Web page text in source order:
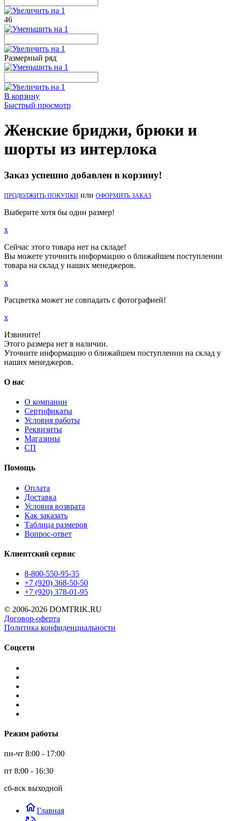
46
Размерный ряд
В корзину
Быстрый просмотр
Женские бриджи, брюки и
шорты из интерлока
Заказ успешно добавлен в корзину!
ПРОДОЛЖИТЬ ПОКУПКИ или ОФОРМИТЬ ЗАКАЗ
Выберите хотя бы один размер!
x
Сейчас этого товара нет на складе!
Вы можете уточнить информацию о ближайшем поступлении
товара на склад у наших менеджеров.
x
Расцветка может не совпадать с фотографией!
x
Извините!
Этого размера нет в наличии.
Уточните информацию о ближайшем поступлении на склад у
наших менеджеров.
О нас
О компании
Сертификаты
Условия работы
Реквизиты
Магазины
СП
Помощь
Оплата
Доставка
Условия возврата
Как заказать
Таблица размеров
Вопрос-ответ
Клиентский сервис
8-800-550-95-35
+7 (920) 368-50-50
+7 (920) 378-01-95
© 2006-2026 DOMTRIK.RU
Договор-оферта
Политика конфиденциальности
Соцсети
Режим работы
пн-чт 8:00 - 17:00
пт 8:00 - 16:30
сб-вск выходной
homeГлавная